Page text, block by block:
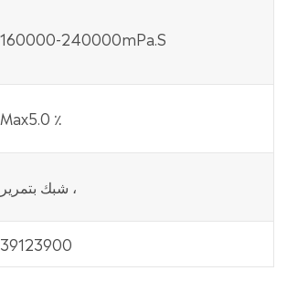
160000-240000mPa.S
Max5.0 ٪
شبك بتمرير ،
39123900